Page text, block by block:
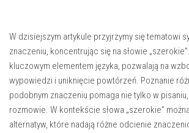
W dzisiejszym artykule przyjrzymy się tematowi
znaczeniu, koncentrując się na słowie
kluczowym elementem języka, pozwalają na
wypowiedzi i uniknięcie powtórzeń. Poznanie
podobnym znaczeniu pomaga nie tylko w pisaniu,
rozmowie. W kontekście słowa „szerokie”
alternatyw, które nadają różne odcienie